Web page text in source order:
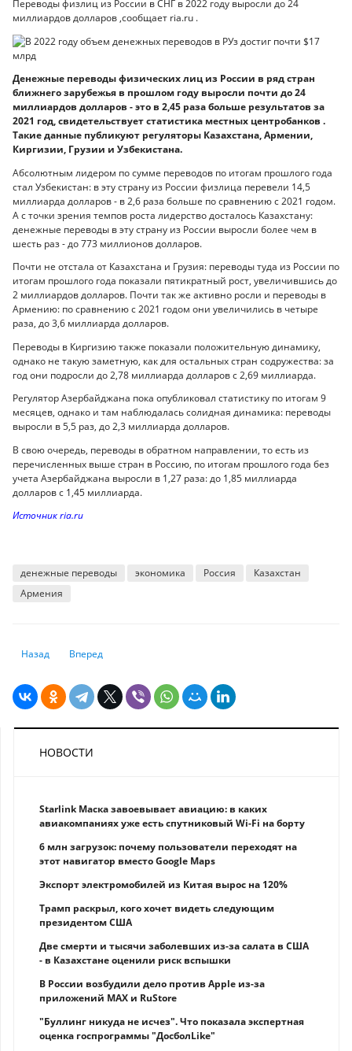
Переводы физлиц из России в СНГ в 2022 году выросли до 24
миллиардов долларов ,сообщает ria.ru .
Денежные переводы физических лиц из России в ряд стран
ближнего зарубежья в прошлом году выросли почти до 24
миллиардов долларов - это в 2,45 раза больше результатов за
2021 год, свидетельствует статистика местных центробанков .
Такие данные публикуют регуляторы Казахстана, Армении,
Киргизии, Грузии и Узбекистана.
Абсолютным лидером по сумме переводов по итогам прошлого года
стал Узбекистан: в эту страну из России физлица перевели 14,5
миллиарда долларов - в 2,6 раза больше по сравнению с 2021 годом.
А с точки зрения темпов роста лидерство досталось Казахстану:
денежные переводы в эту страну из России выросли более чем в
шесть раз - до 773 миллионов долларов.
Почти не отстала от Казахстана и Грузия: переводы туда из России по
итогам прошлого года показали пятикратный рост, увеличившись до
2 миллиардов долларов. Почти так же активно росли и переводы в
Армению: по сравнению с 2021 годом они увеличились в четыре
раза, до 3,6 миллиарда долларов.
Переводы в Киргизию также показали положительную динамику,
однако не такую заметную, как для остальных стран содружества: за
год они подросли до 2,78 миллиарда долларов с 2,69 миллиарда.
Регулятор Азербайджана пока опубликовал статистику по итогам 9
месяцев, однако и там наблюдалась солидная динамика: переводы
выросли в 5,5 раз, до 2,3 миллиарда долларов.
В свою очередь, переводы в обратном направлении, то есть из
перечисленных выше стран в Россию, по итогам прошлого года без
учета Азербайджана выросли в 1,27 раза: до 1,85 миллиарда
долларов с 1,45 миллиарда.
Источник ria.ru
денежные переводы экономика Россия
Казахстан
Армения
Предыдущий: Глобальный отчет о страховании 2023: Расширение
Назад Следующий: Как «упаковать» квартиру для сдачи в аренду
Вперед
НОВОСТИ
Starlink Маска завоевывает авиацию: в каких
авиакомпаниях уже есть спутниковый Wi-Fi на борту
6 млн загрузок: почему пользователи переходят на
этот навигатор вместо Google Maps
Экспорт электромобилей из Китая вырос на 120%
Трамп раскрыл, кого хочет видеть следующим
президентом США
Две смерти и тысячи заболевших из-за салата в США
- в Казахстане оценили риск вспышки
В России возбудили дело против Apple из-за
приложений MAX и RuStore
"Буллинг никуда не исчез". Что показала экспертная
оценка госпрограммы "ДосболLike"